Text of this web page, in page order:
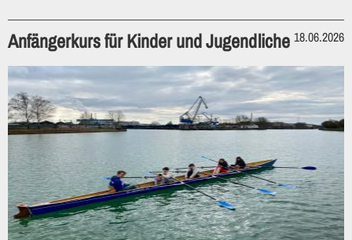
Anfängerkurs für Kinder und Jugendliche 18.06.2026